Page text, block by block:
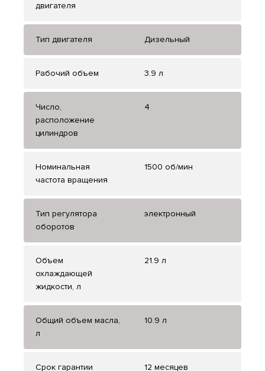
двигателя
Тип двигателя Дизельный
Рабочий объем 3.9 л
Число,
расположение
цилиндров
4
Номинальная
частота вращения
1500 об/мин
Тип регулятора
оборотов
электронный
Объем
охлаждающей
жидкости, л
21.9 л
Общий объем масла,
л
10.9 л
Срок гарантии 12 месяцев